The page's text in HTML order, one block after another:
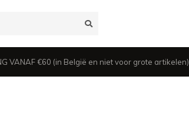
VANAF €60 (in België en niet voor grote artikelen)